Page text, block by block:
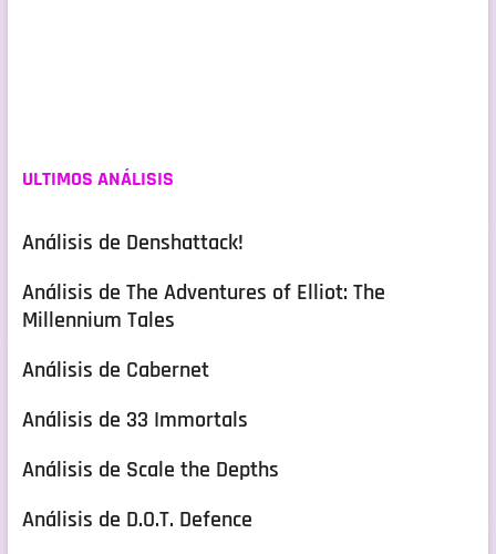
ULTIMOS ANÁLISIS
Análisis de Denshattack!
Análisis de The Adventures of Elliot: The
Millennium Tales
Análisis de Cabernet
Análisis de 33 Immortals
Análisis de Scale the Depths
Análisis de D.O.T. Defence